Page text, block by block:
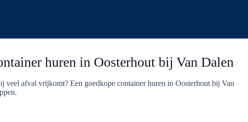
huren in Oosterhout bij Van Dalen
veel afval vrijkomt? Een goedkope container huren in Oosterhout bij Van